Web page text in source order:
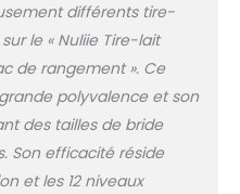
alimentaire.
en silicone de
alimentaire et
il est doux pour la
sûr et sans BPA. Il
pas douloureux
en maintenant
bonne étanchéité
différents tire-
le « Nuliie Tire-lait
de rangement ». Ce
polyvalence et son
des tailles de bride
Son efficacité réside
et les 12 niveaux